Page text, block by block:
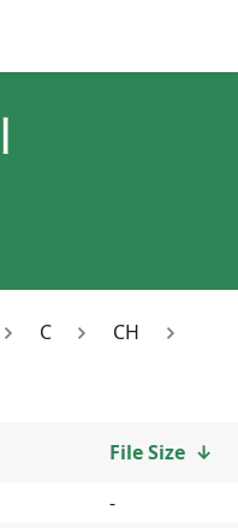
C
CH
File Size ↓
-